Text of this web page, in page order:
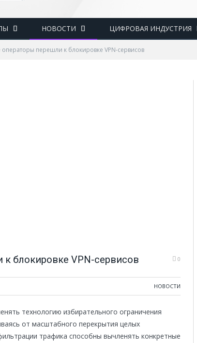
НОВОСТИ ЦИФРОВАЯ ИНДУСТРИЯ
перешли к блокировке VPN-сервисов
блокировке VPN-сервисов 0
НОВОСТИ
технологию избирательного ограничения
от масштабного перекрытия целых
трафика способны вычленять конкретные